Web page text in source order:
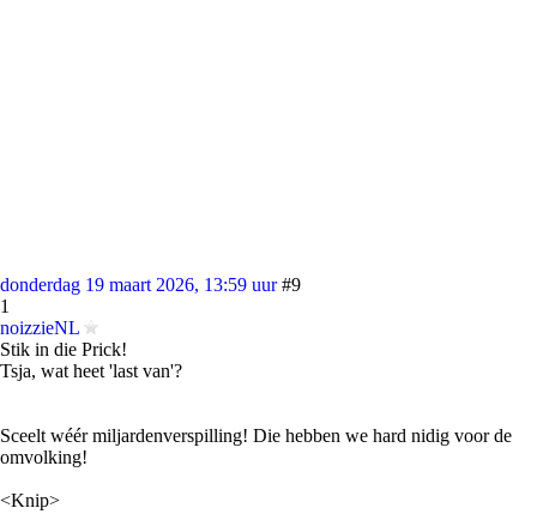
donderdag 19 maart 2026, 13:59 uur #9
1
noizzieNL
Stik in die Prick!
Tsja, wat heet 'last van'?
Sceelt wéér miljardenverspilling! Die hebben we hard nidig voor de
omvolking!
<Knip>